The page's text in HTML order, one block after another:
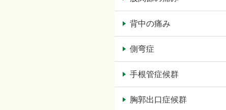
背中の痛み
側弯症
手根管症候群
胸郭出口症候群